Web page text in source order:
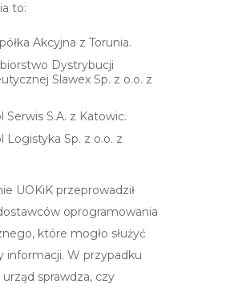
to:
Akcyjna z Torunia.
Dystrybucji
Slawex Sp. z o.o. z
Serwis S.A. z Katowic.
Logistyka Sp. z o.o. z
UOKiK przeprowadził
oprogramowania
które mogło służyć
informacji. W przypadku
urząd sprawdza, czy